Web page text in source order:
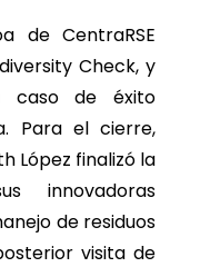
de CentraRSE
Check, y
caso de éxito
Para el cierre,
López finalizó la
innovadoras
de residuos
visita de